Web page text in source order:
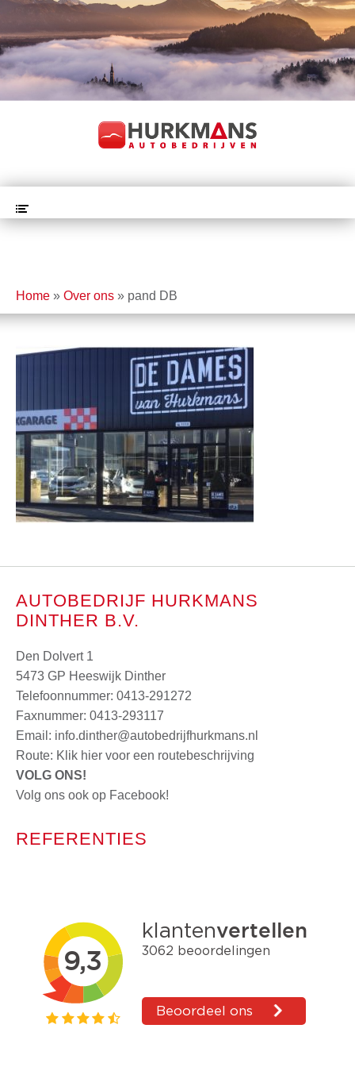
Home » Over ons » pand DB
AUTOBEDRIJF HURKMANS
DINTHER B.V.
Den Dolvert 1
5473 GP Heeswijk Dinther
Telefoonnummer: 0413-291272
Faxnummer: 0413-293117
Email: info.dinther@autobedrijfhurkmans.nl
Route: Klik hier voor een routebeschrijving
VOLG ONS!
Volg ons ook op Facebook!
REFERENTIES